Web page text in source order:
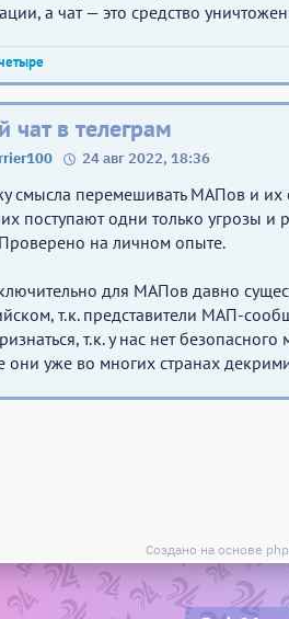
а чат — это средство
чат в телеграм
24 авг 2022, 18:36
смысла перемешивать МАПов и их
поступают одни только угрозы и
на личном опыте.
для МАПов давно
т.к. представители МАП-
т.к. у нас нет
они уже во многих странах
Создано на основе